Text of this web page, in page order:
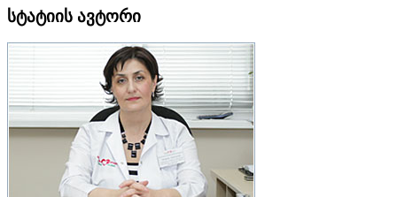
სტატიის ავტორი